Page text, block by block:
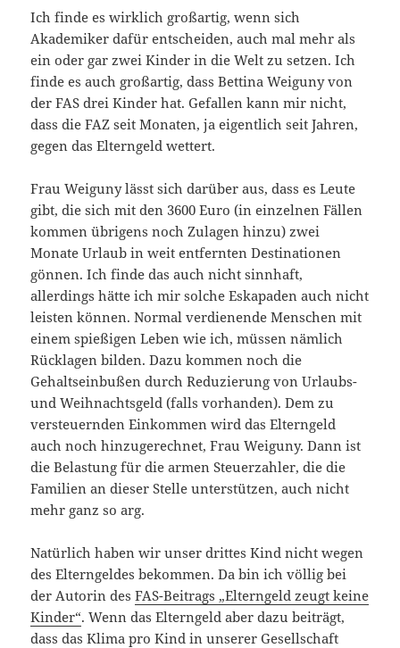
Ich finde es wirklich großartig, wenn sich
Akademiker dafür entscheiden, auch mal mehr als
ein oder gar zwei Kinder in die Welt zu setzen. Ich
finde es auch großartig, dass Bettina Weiguny von
der FAS drei Kinder hat. Gefallen kann mir nicht,
dass die FAZ seit Monaten, ja eigentlich seit Jahren,
gegen das Elterngeld wettert.
Frau Weiguny lässt sich darüber aus, dass es Leute
gibt, die sich mit den 3600 Euro (in einzelnen Fällen
kommen übrigens noch Zulagen hinzu) zwei
Monate Urlaub in weit entfernten Destinationen
gönnen. Ich finde das auch nicht sinnhaft,
allerdings hätte ich mir solche Eskapaden auch nicht
leisten können. Normal verdienende Menschen mit
einem spießigen Leben wie ich, müssen nämlich
Rücklagen bilden. Dazu kommen noch die
Gehaltseinbußen durch Reduzierung von Urlaubs-
und Weihnachtsgeld (falls vorhanden). Dem zu
versteuernden Einkommen wird das Elterngeld
auch noch hinzugerechnet, Frau Weiguny. Dann ist
die Belastung für die armen Steuerzahler, die die
Familien an dieser Stelle unterstützen, auch nicht
mehr ganz so arg.
Natürlich haben wir unser drittes Kind nicht wegen
des Elterngeldes bekommen. Da bin ich völlig bei
der Autorin desFAS-Beitrags „Elterngeld zeugt keine
Kinder“. Wenn das Elterngeld aber dazu beiträgt,
dass das Klima pro Kind in unserer Gesellschaft